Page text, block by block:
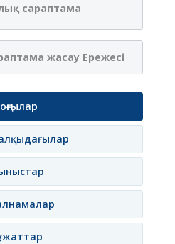
сараптама
жасау Ережесі